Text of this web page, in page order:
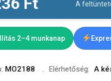
A
2–4 munkanap
MO2188 Elérhetőség: A